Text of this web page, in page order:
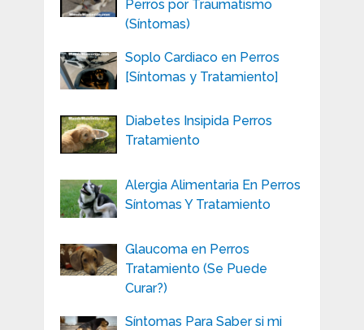
Perros por Traumatismo
(Síntomas)
Soplo Cardiaco en Perros
[Síntomas y Tratamiento]
Diabetes Insipida Perros
Tratamiento
Alergia Alimentaria En Perros
Síntomas Y Tratamiento
Glaucoma en Perros
Tratamiento (Se Puede
Curar?)
Síntomas Para Saber si mi